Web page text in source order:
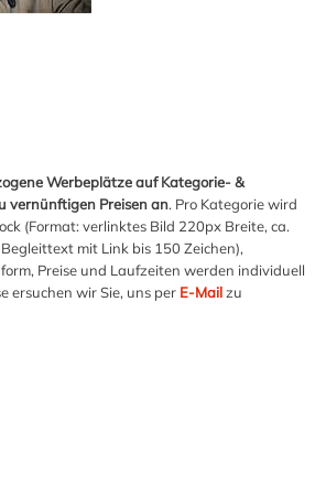
Werbeplätze auf Kategorie- &
vernünftigen Preisen an. Pro Kategorie wird
(Format: verlinktes Bild 220px Breite, ca.
mit Link bis 150 Zeichen),
Preise und Laufzeiten werden individuell
ersuchen wir Sie, uns per E-Mailzu